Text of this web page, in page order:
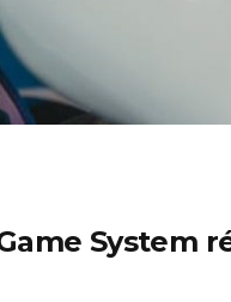
System